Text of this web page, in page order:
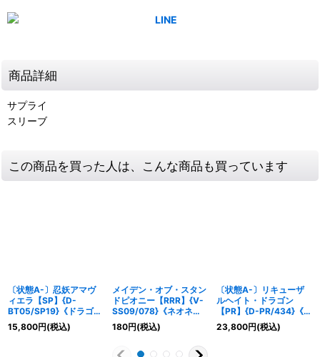
商品詳細
サプライ
スリーブ
この商品を買った人は、こんな商品も買っています
〔状態A-〕忍妖アマヴ
ィエラ【SP】{D-
BT05/SP19}《ドラゴン
エンパイア》
15,800円(税込)
メイデン・オブ・スタン
ドピオニー【RRR】{V-
SS09/078}《ネオネク
タール》
180円(税込)
〔状態A-〕リキューザ
ルヘイト・ドラゴン
【PR】{D-PR/434}《ダ
ークステイツ》
23,800円(税込)